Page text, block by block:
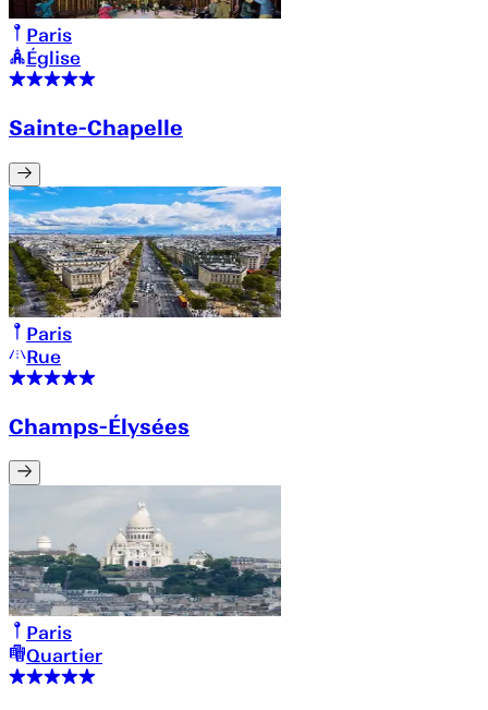
Paris
Église
Sainte-Chapelle
Paris
Rue
Champs-Élysées
Paris
Quartier